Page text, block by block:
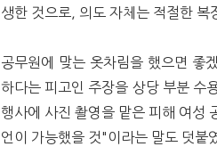
생한 것으로, 의도 자체는 적절한
공무원에 맞는 옷차림을 했으면 좋
하다는 피고인 주장을 상당 부분 수
행사에 사진 촬영을 맡은 피해 여성
언이 가능했을 것"이라는 말도 덧붙